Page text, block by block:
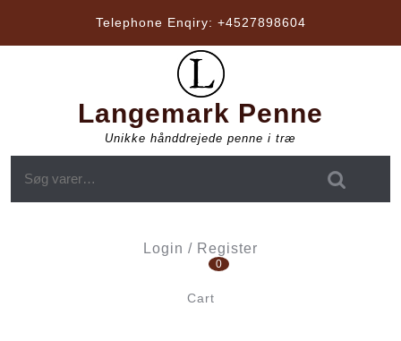
content
Telephone Enqiry: +4527898604
Langemark Penne
Unikke hånddrejede penne i træ
Login / Register
Login
Register
Cart
0